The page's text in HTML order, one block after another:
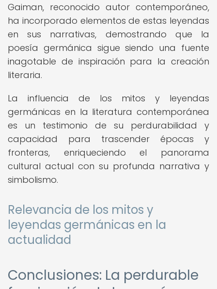
Gaiman, reconocido autor contemporáneo,
ha incorporado elementos de estas leyendas
en sus narrativas, demostrando que la
poesía germánica sigue siendo una fuente
inagotable de inspiración para la creación
literaria.
La influencia de los mitos y leyendas
germánicas en la literatura contemporánea
es un testimonio de su perdurabilidad y
capacidad para trascender épocas y
fronteras, enriqueciendo el panorama
cultural actual con su profunda narrativa y
simbolismo.
Relevancia de los mitos y
leyendas germánicas en la
actualidad
Conclusiones: La perdurable